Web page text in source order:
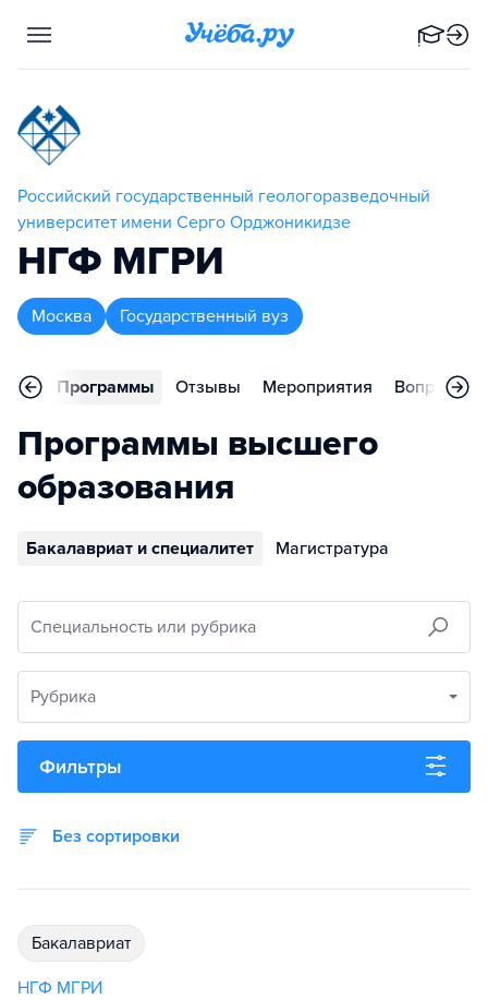
Российский государственный геологоразведочный
университет имени Серго Орджоникидзе
НГФ МГРИ
Москва Государственный вуз
Программы Отзывы Мероприятия Вопросы
Программы высшего
образования
Бакалавриат и специалитет Магистратура
Специальность или рубрика
Рубрика
Фильтры
Без сортировки
бакалавриат
НГФ МГРИ